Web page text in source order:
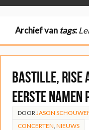
Archief van tags:
Bastille, Rise
eerste namen
DOOR JASON
CONCERTEN NIEUWS